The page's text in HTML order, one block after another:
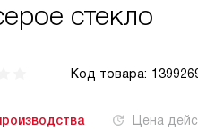
стекло
Код товара:
Цена